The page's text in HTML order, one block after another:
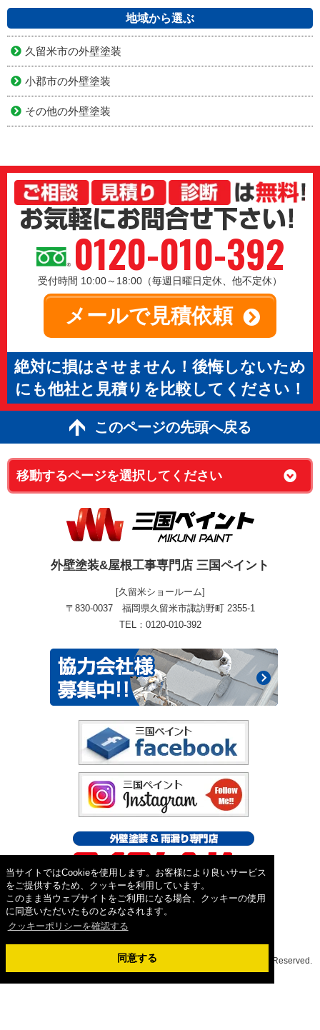
当サイトではCookieを使用します。お客様により良いサービス
をご提供するため、クッキーを利用しています。
このまま当ウェブサイトをご利用になる場合、クッキーの使用
に同意いただいたものとみなされます。
クッキーポリシーを確認する
同意する
地域から選ぶ
久留米市の外壁塗装
小郡市の外壁塗装
その他の外壁塗装
0120-010-392
受付時間 10:00～18:00（毎週日曜日定休、他不定休）
メールで見積依頼
絶対に損はさせません！後悔しないため
にも他社と見積りを比較してください！
このページの先頭へ戻る
外壁塗装&屋根工事専門店 三国ペイント
[久留米ショールーム]
〒830-0037 福岡県久留米市諏訪野町 2355-1
TEL：0120-010-392
Copyright ©2026外壁塗装&屋根工事専門店 三国ペイント. All Rights Reserved.